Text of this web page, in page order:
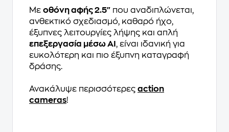
Με οθόνη αφής 2.5" που αναδιπλώνεται,
ανθεκτικό σχεδιασμό, καθαρό ήχο,
έξυπνες λειτουργίες λήψης και απλή
επεξεργασία μέσω AI , είναι ιδανική για
ευκολότερη και πιο έξυπνη καταγραφή
δράσης.
Ανακάλυψε περισσότερες action
cameras!